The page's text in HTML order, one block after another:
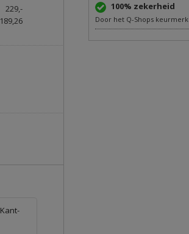
229,-
189,26
100% zekerheid
Door het Q-Shops keurmerk